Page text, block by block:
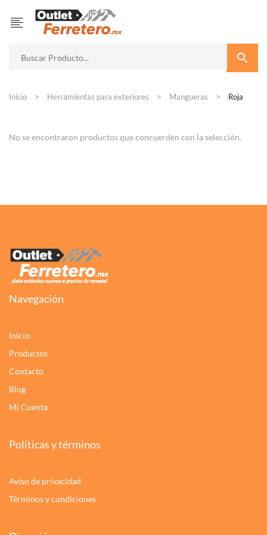
Inicio Herramientas para exteriores Mangueras Roja
No se encontraron productos que concuerden con la selección.
Navegación
Inicio
Productos
Contacto
Blog
Mi Cuenta
Políticas y términos
Aviso de privacidad
Términos y condiciones